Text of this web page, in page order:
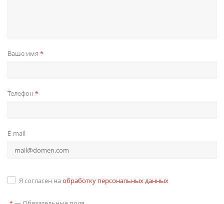
Ваше имя *
Телефон *
E-mail
Я согласен на обработку персональных данных